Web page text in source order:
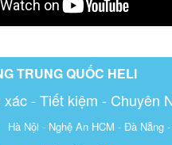
TRUNG QUỐC HELI
xác - Tiết kiệm - Chuyên
Hà Nội - Nghệ An HCM - Đà Nẵng